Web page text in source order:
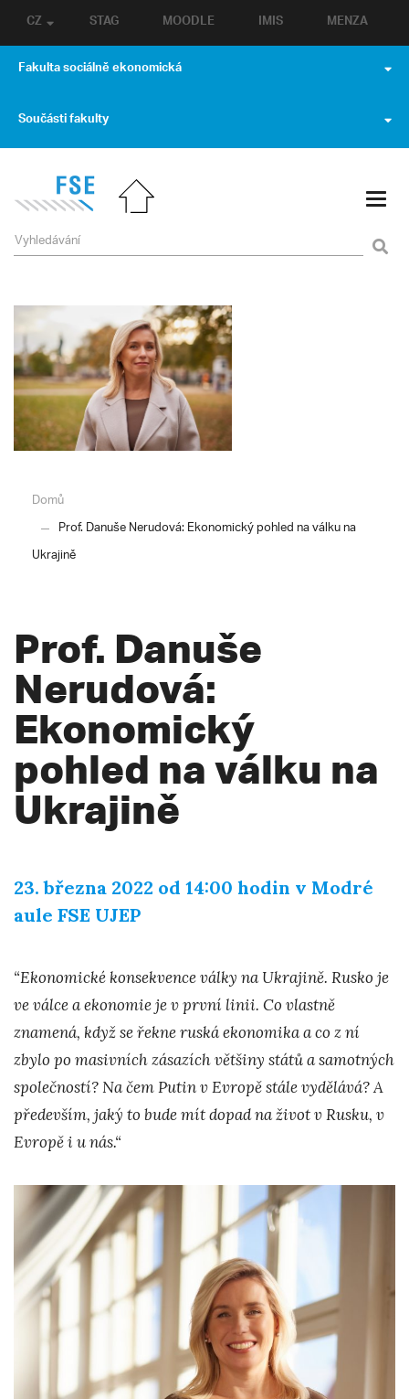
STAG MOODLE IMIS MENZA
CZ
Fakulta sociálně ekonomická
Součásti fakulty
Domů
Prof. Danuše Nerudová: Ekonomický pohled na válku na
Ukrajině
Prof. Danuše
Nerudová:
Ekonomický
pohled na válku na
Ukrajině
23. března 2022 od 14:00 hodin v Modré
aule FSE UJEP
“Ekonomické konsekvence války na Ukrajině. Rusko je
ve válce a ekonomie je v první linii. Co vlastně
znamená, když se řekne ruská ekonomika a co z ní
zbylo po masivních zásazích většiny států a samotných
společností? Na čem Putin v Evropě stále vydělává? A
především, jaký to bude mít dopad na život v Rusku, v
Evropě i u nás.“